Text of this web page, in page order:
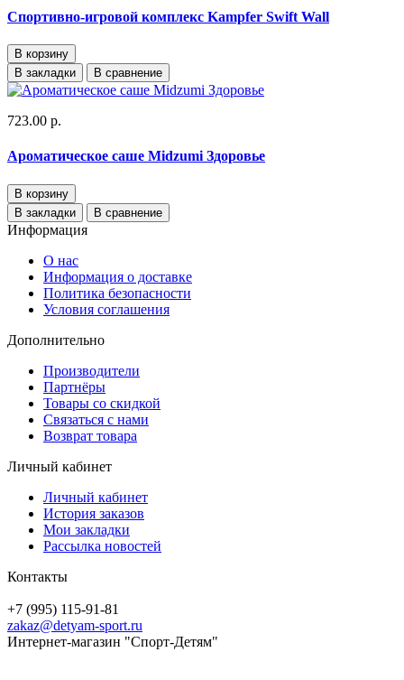
Спортивно-игровой комплекс Kampfer Swift Wall
В корзину
В закладки
В сравнение
723.00 р.
Ароматическое саше Midzumi Здоровье
В корзину
В закладки
В сравнение
Информация
О нас
Информация о доставке
Политика безопасности
Условия соглашения
Дополнительно
Производители
Партнёры
Товары со скидкой
Связаться с нами
Возврат товара
Личный кабинет
Личный кабинет
История заказов
Мои закладки
Рассылка новостей
Контакты
+7 (995) 115-91-81
zakaz@detyam-sport.ru
Интернет-магазин "Спорт-Детям"